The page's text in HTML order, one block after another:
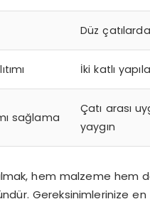
Düz
İki katlı
sağlama
Çatı arası
yaygın
hem malzeme hem
Gereksinimlerinize